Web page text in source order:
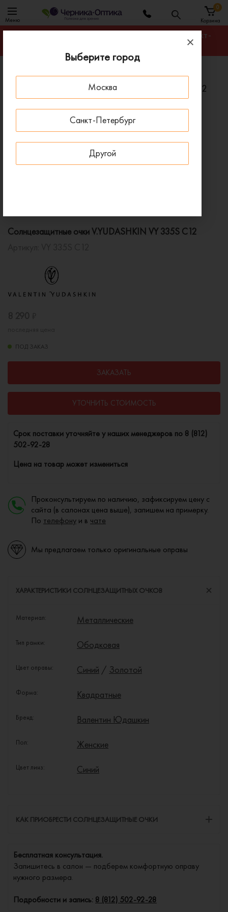
Выберите город
Москва
Санкт-Петербург
Другой
Меню Корзина
0
Гарантируем лучшую цену на любую оправу в Санкт-
Главная
Солнцезащитные очки
Солнцезащитные очки V.YUDASHKIN VY 335S C12
Солнцезащитные очки V.YUDASHKIN VY 335S C12
ПОД ЗАКАЗ
ЗАКАЗАТЬ
УТОЧНИТЬ СТОИМОСТЬ
Cрок поставки уточняйте у наших менеджеров по 8 (812)
502-92-28
Цена на товар может измениться
Проконсультируем по наличию, зафиксируем цену с
сайта (в салонах цена выше), запишем на примерку.
По телефону и в чате
Мы предлагаем только оригинальные оправы
ХАРАКТЕРИСТИКИ СОЛНЦЕЗАЩИТНЫХ ОЧКОВ
Материал: Металлические
Тип рамки: Ободковая
Цвет оправы: Синий / Золотой
Форма: Квадратные
Бренд: Валентин Юдашкин
Пол: Женские
Цвет линз: Синий
КАК ПРИОБРЕСТИ СОЛНЦЕЗАЩИТНЫЕ ОЧКИ
Бесплатная консультация.
Запишитесь в салон — подберем комфортную оправу
нужного размера.
Подробности и запись: 8 (812) 502-92-28
ПОД ЗАКАЗ